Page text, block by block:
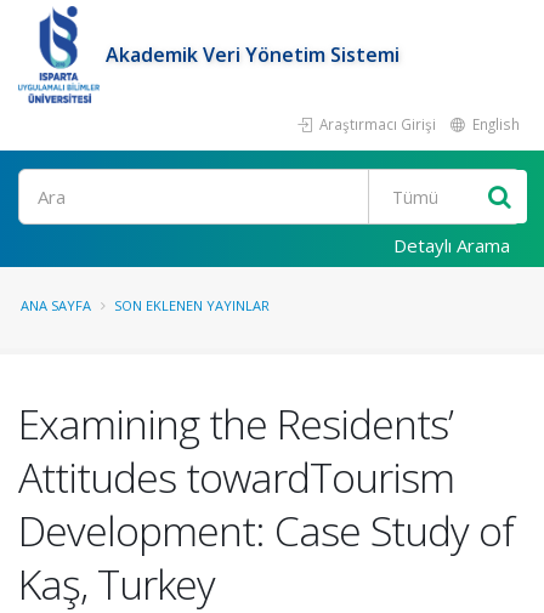
Akademik Veri Yönetim Sistemi
Araştırmacı Girişi English
Ara
Detaylı Arama
ANA SAYFA SON EKLENEN YAYINLAR
Examining the Residents’
Attitudes towardTourism
Development: Case Study of
Kaş, Turkey